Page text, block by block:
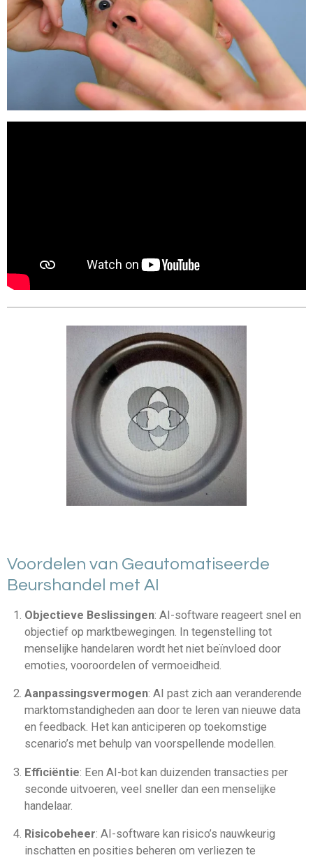
Voordelen van Geautomatiseerde
Beurshandel met AI
Objectieve Beslissingen: AI-software reageert snel en
objectief op marktbewegingen. In tegenstelling tot
menselijke handelaren wordt het niet beïnvloed door
emoties, vooroordelen of vermoeidheid.
Aanpassingsvermogen: AI past zich aan veranderende
marktomstandigheden aan door te leren van nieuwe data
en feedback. Het kan anticiperen op toekomstige
scenario’s met behulp van voorspellende modellen.
Efficiëntie: Een AI-bot kan duizenden transacties per
seconde uitvoeren, veel sneller dan een menselijke
handelaar.
Risicobeheer: AI-software kan risico’s nauwkeurig
inschatten en posities beheren om verliezen te